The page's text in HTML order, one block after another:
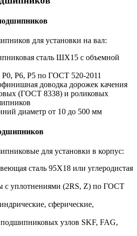
для установки на вал:
сталь ШХ15 с объемной
P6, P5 по ГОСТ 520-2011
доводка дорожек качения
(ГОСТ 8338) и роликовых
диаметр от 10 до 500 мм
для установки в корпус:
сталь 95Х18 или углеродистая
с уплотнениями (2RS, Z) по ГОСТ
сферические,
узлов SKF, FAG,